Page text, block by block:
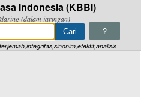
Indonesia (KBBI)
(dalam jaringan)
?